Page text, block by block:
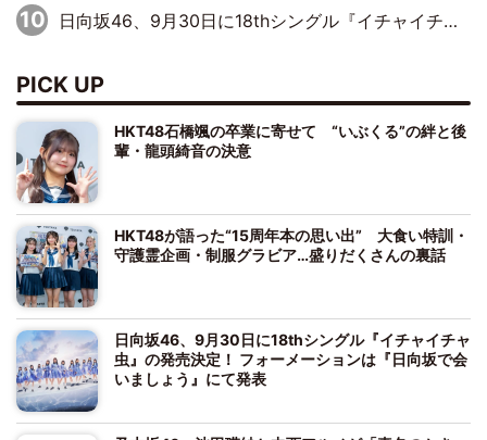
日向坂46、9月30日に18thシングル『イチャイチャ虫』の発売決定！ フォーメーションは『日向坂で会いましょう』にて発表
PICK UP
HKT48石橋颯の卒業に寄せて “いぶくる”の絆と後
輩・龍頭綺音の決意
HKT48が語った“15周年本の思い出” 大食い特訓・
守護霊企画・制服グラビア…盛りだくさんの裏話
日向坂46、9月30日に18thシングル『イチャイチャ
虫』の発売決定！ フォーメーションは『日向坂で会
いましょう』にて発表